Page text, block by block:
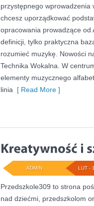
przystępnego wprowadzenia
chcesz uporządkować
opracowania prowadzące od
definicji, tylko praktyczna
rozumieć muzykę. Nowości
Technika Wokalna. W
elementy muzycznego
linia [ Read More ]
LUT -
ADMIN
Przedszkole309 to strona
nad dziećmi, przedszkolom